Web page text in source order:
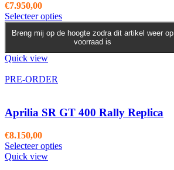
€7.950,00
Selecteer optiesDit
product
heeft
meerdere
worden
op
Breng mij op de hoogte zodra dit artikel weer op
voorraad is
Quick view
PRE-ORDER
Aprilia SR GT 400 Rally Replica
€8.150,00
Selecteer opties
Quick view